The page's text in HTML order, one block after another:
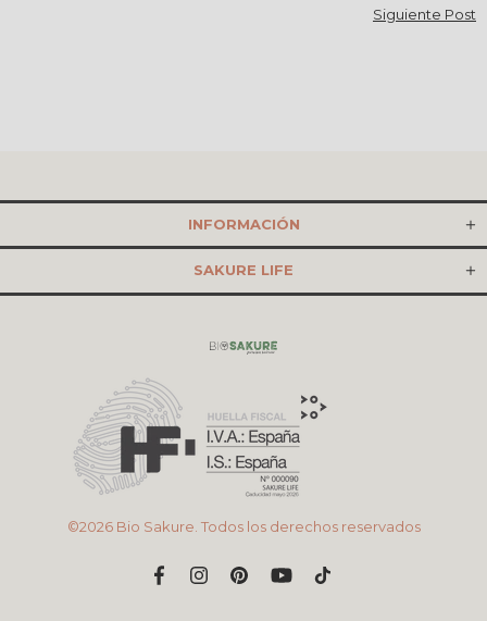
Siguiente Post
INFORMACIÓN
SAKURE LIFE
©2026 Bio Sakure. Todos los derechos reservados